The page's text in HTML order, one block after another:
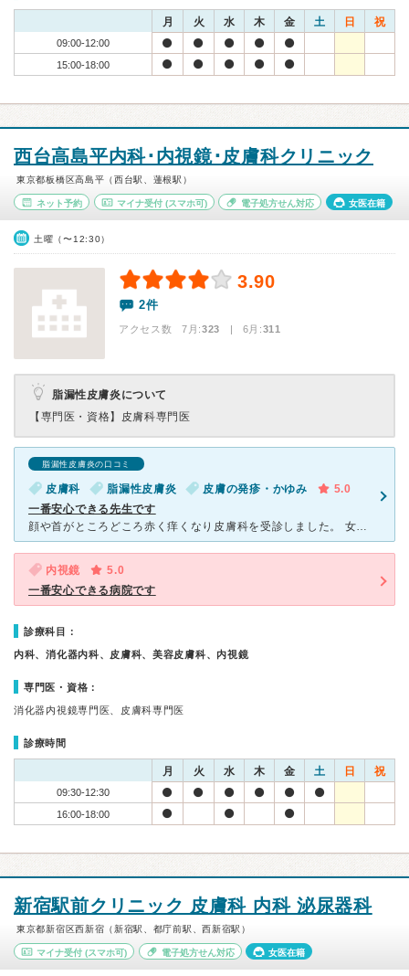
月 火 水 木 金 土 日 祝
09:00-12:00
15:00-18:00
西台高島平内科･内視鏡･皮膚科クリニック
東京都板橋区高島平（西台駅、蓮根駅）
ネット予約 マイナ受付(スマホ可) 電子処方せん対応 女医在籍
土曜（〜12:30）
3.90
2件
アクセス数 7月:323 | 6月:311
脂漏性皮膚炎について
【専門医・資格】 皮膚科専門医
脂漏性皮膚炎の口コミ
皮膚科 脂漏性皮膚炎 皮膚の発疹・かゆみ
5.0
一番安心できる先生です
顔や首がところどころ赤く痒くなり皮膚科を受診しました。 女性のお医者さんが、じっくり話を聞いて患部を診察していただき、脂漏性皮膚炎とのことで、塗り薬を処方してくださいました。 薬で症状は改
内視鏡
5.0
一番安心できる病院です
診療科目：
内科、消化器内科、皮膚科、美容皮膚科、内視鏡
専門医・資格：
消化器内視鏡専門医、皮膚科専門医
診療時間
月 火 水 木 金 土 日 祝
09:30-12:30
16:00-18:00
新宿駅前クリニック 皮膚科 内科 泌尿器科
東京都新宿区西新宿（新宿駅、都庁前駅、西新宿駅）
マイナ受付 (スマホ可) 電子処方せん対応 女医在籍